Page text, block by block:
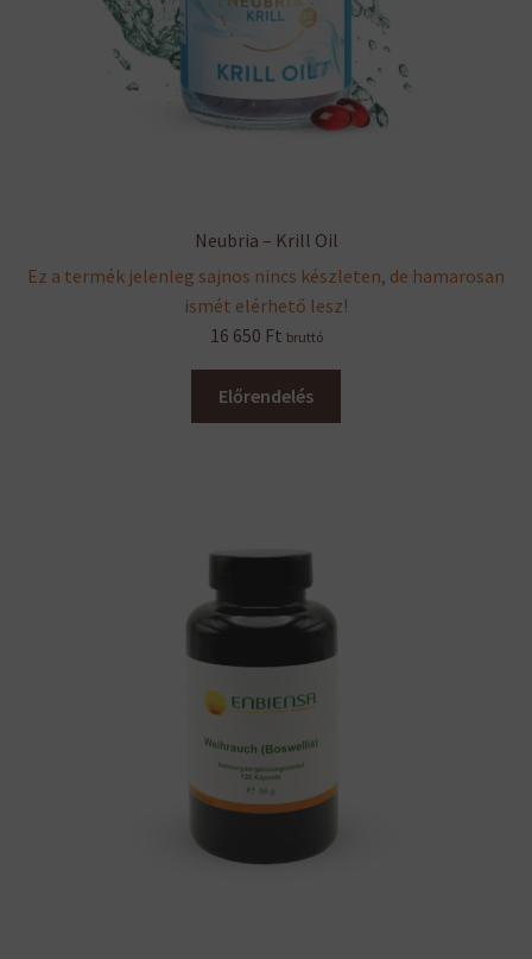
Neubria – Krill Oil
Ez a termék jelenleg sajnos nincs készleten, de hamarosan
ismét elérhető lesz!
16 650 Ft bruttó
Előrendelés